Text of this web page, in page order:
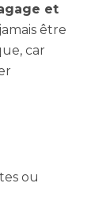
et
être
car
ou